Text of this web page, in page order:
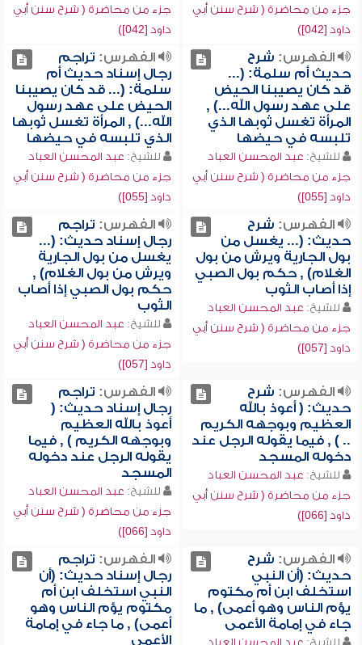
جزء من محاضرة ( شرح سنن أبي
داود [042])
جزء من محاضرة ( شرح سنن أبي
داود [042])
الفهرس: شرح
حديث أم سلمة: (...
قد كان يصيبنا الحيض
على عهد رسول الله...) ,
المرأة تغسل ثوبها الذي
تلبسه في حيضها
للشيخ: عبد المحسن العباد
جزء من محاضرة ( شرح سنن أبي
داود [055])
الفهرس: تراجم
رجال إسناد حديث أم
سلمة: (... قد كان يصيبنا
الحيض على عهد رسول
الله...) , المرأة تغسل ثوبها
الذي تلبسه في حيضها
للشيخ: عبد المحسن العباد
جزء من محاضرة ( شرح سنن أبي
داود [055])
الفهرس: شرح
حديث: (... يغسل من
بول الجارية ويرش من بول
الغلام) , حكم بول الصبي
إذا أصاب الثوب
للشيخ: عبد المحسن العباد
جزء من محاضرة ( شرح سنن أبي
داود [057])
الفهرس: تراجم
رجال إسناد حديث: (...
يغسل من بول الجارية
ويرش من بول الغلام) ,
حكم بول الصبي إذا أصاب
الثوب
للشيخ: عبد المحسن العباد
جزء من محاضرة ( شرح سنن أبي
داود [057])
الفهرس: شرح
حديث: ( أعوذ بالله
العظيم وبوجهه الكريم
.. ) , فيما يقوله الرجل عند
دخوله المسجد
للشيخ: عبد المحسن العباد
جزء من محاضرة ( شرح سنن أبي
داود [066])
الفهرس: تراجم
رجال إسناد حديث: (
أعوذ بالله العظيم
وبوجهه الكريم ) , فيما
يقوله الرجل عند دخوله
المسجد
للشيخ: عبد المحسن العباد
جزء من محاضرة ( شرح سنن أبي
داود [066])
الفهرس: شرح
حديث: (أن النبي
استخلف ابن أم مكتوم
يؤم الناس وهو أعمى) , ما
جاء في إمامة الأعمى
للشيخ: عبد المحسن العباد
الفهرس: تراجم
رجال إسناد حديث: (أن
النبي استخلف ابن أم
مكتوم يؤم الناس وهو
أعمى) , ما جاء في إمامة
الأعمى